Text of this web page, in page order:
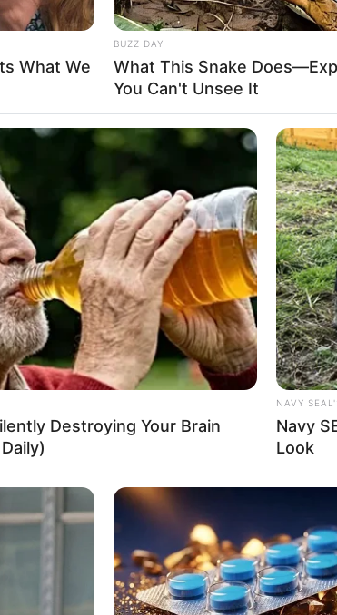
para as mães e
social.
leves, jogos adaptados para todas as
saúde física e mental.
de figuras importantes do
What We
BUZZ DAY
What This Snake
You Can't Unsee It
Destroying Your Brain
NAVY
Navy
Look